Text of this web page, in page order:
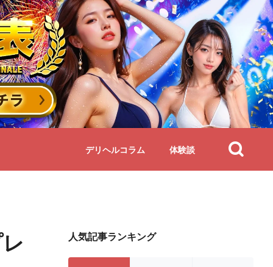
デリヘルコラム 体験談
人気記事ランキング